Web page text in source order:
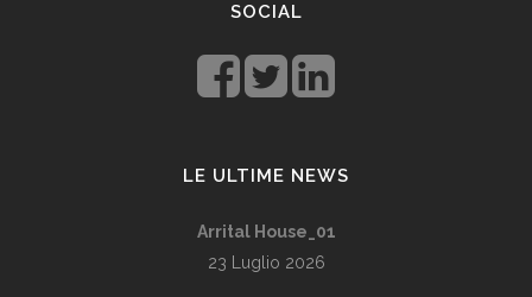
Rolex replicasono un’ottima opzione che
SOCIAL
LE ULTIME NEWS
Arrital House_01
23 Luglio 2026